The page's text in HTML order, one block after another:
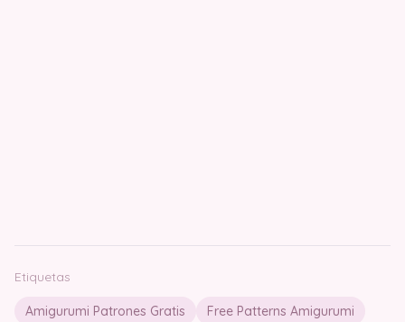
Etiquetas
Amigurumi Patrones Gratis Free Patterns Amigurumi